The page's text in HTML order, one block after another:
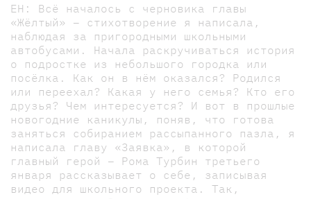
ЕН: Всё началось с черновика главы
«Жёлтый» – стихотворение я написала,
наблюдая за пригородными школьными
автобусами. Начала раскручиваться история
о подростке из небольшого городка или
посёлка. Как он в нём оказался? Родился
или переехал? Какая у него семья? Кто его
друзья? Чем интересуется? И вот в прошлые
новогодние каникулы, поняв, что готова
заняться собиранием рассыпанного пазла, я
написала главу «Заявка», в которой
главный герой – Рома Турбин третьего
января рассказывает о себе, записывая
видео для школьного проекта. Так,